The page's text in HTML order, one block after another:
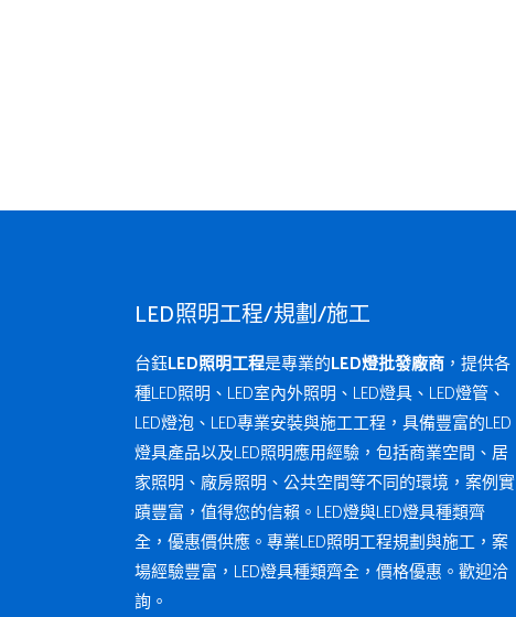
LED照明工程/規劃/施工
台鈺LED照明工程是專業的LED燈批發廠商 ，提供各
種LED照明、LED室內外照明、LED燈具、LED燈管、
LED燈泡、LED專業安裝與施工工程，具備豐富的LED
燈具產品以及LED照明應用經驗，包括商業空間、居
家照明、廠房照明、公共空間等不同的環境，案例實
蹟豐富，值得您的信賴。LED燈與LED燈具種類齊
全，優惠價供應。專業LED照明工程規劃與施工，案
場經驗豐富，LED燈具種類齊全，價格優惠。歡迎洽
詢。